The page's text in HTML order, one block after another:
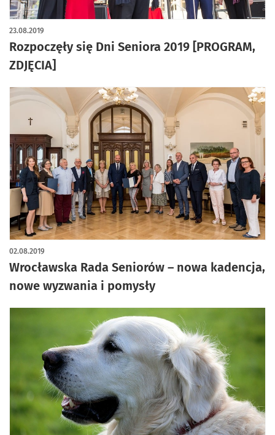
Rozpoczęły się Dni Seniora 2019 [PROGRAM,
ZDJĘCIA]
23.08.2019
Wrocławska Rada Seniorów – nowa kadencja,
nowe wyzwania i pomysły
02.08.2019